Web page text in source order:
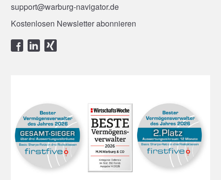
support@warburg-navigator.de
Kostenlosen Newsletter abonnieren